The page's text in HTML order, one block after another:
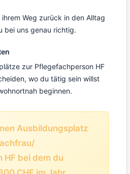
Weg zurück in den Alltag
bei uns genau richtig.
zur Pflegefachperson HF
wo du tätig sein willst
beginnen.
Ausbildungsplatz
HF bei dem du